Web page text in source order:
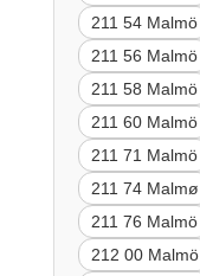
211 54 Malmö
211 56 Malmö
211 58 Malmö
211 60 Malmö
211 71 Malmö
211 74 Malmø
211 76 Malmö
212 00 Malmö